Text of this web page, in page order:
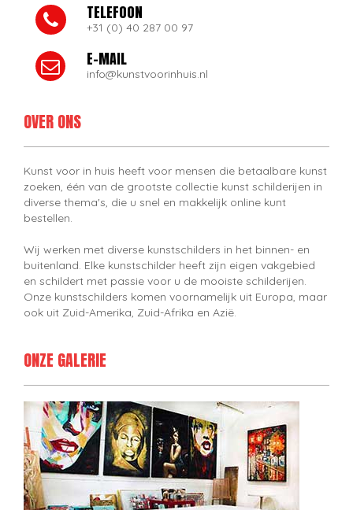
TELEFOON
+31 (0) 40 287 00 97
E-MAIL
info@kunstvoorinhuis.nl
OVER ONS
Kunst voor in huis heeft voor mensen die betaalbare kunst
zoeken, één van de grootste collectie kunst schilderijen in
diverse thema's, die u snel en makkelijk online kunt
bestellen.
Wij werken met diverse kunstschilders in het binnen- en
buitenland. Elke kunstschilder heeft zijn eigen vakgebied
en schildert met passie voor u de mooiste schilderijen.
Onze kunstschilders komen voornamelijk uit Europa, maar
ook uit Zuid-Amerika, Zuid-Afrika en Azië.
ONZE GALERIE